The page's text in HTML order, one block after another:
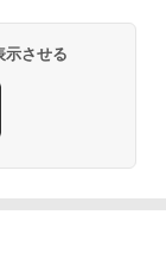
示させる